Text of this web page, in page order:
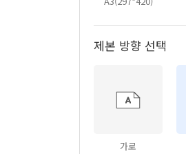
제본 방향 선택
가로